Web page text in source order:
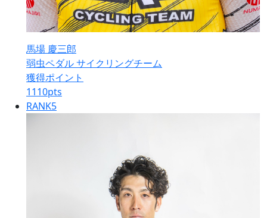
馬場 慶三郎
弱虫ペダル サイクリングチーム
獲得ポイント
1110pts
RANK5